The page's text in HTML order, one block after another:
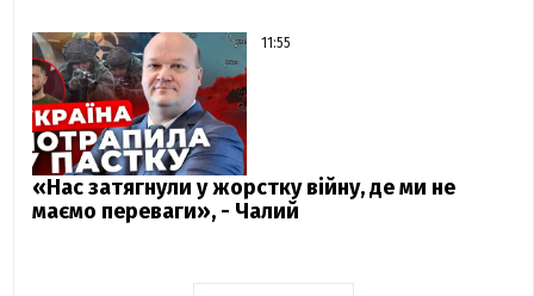
11:55
«Нас затягнули у жорстку війну, де ми не
маємо переваги», - Чалий